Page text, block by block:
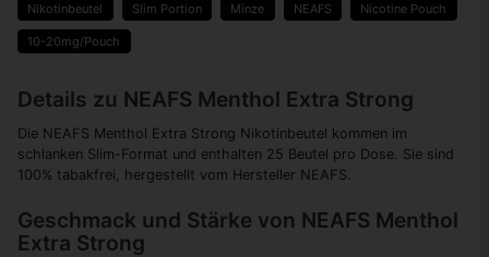
Nikotinbeutel Slim Portion Minze NEAFS Nicotine Pouch
10-20mg/Pouch
Details zu NEAFS Menthol Extra Strong
Die NEAFS Menthol Extra Strong Nikotinbeutel kommen im
schlanken Slim-Format und enthalten 25 Beutel pro Dose. Sie sind
100% tabakfrei, hergestellt vom Hersteller NEAFS.
Geschmack und Stärke von NEAFS Menthol
Extra Strong